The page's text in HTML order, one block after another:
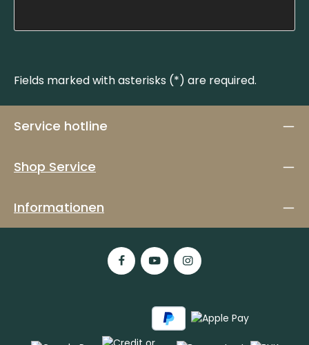
Fields marked with asterisks (*) are required.
Service hotline
Shop Service
Informationen